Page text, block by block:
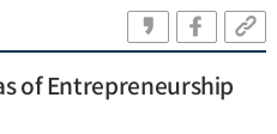
of Entrepreneurship